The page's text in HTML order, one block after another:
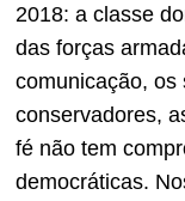
2018: a classe
das forças
comunicação, os
conservadores,
fé não tem
democráticas.